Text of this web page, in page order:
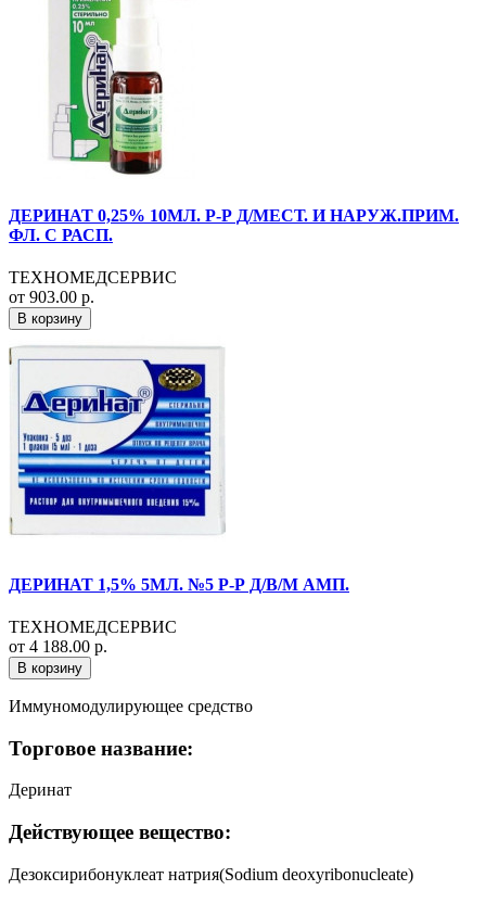
ДЕРИНАТ 0,25% 10МЛ. Р-Р Д/МЕСТ. И НАРУЖ.ПРИМ.
ФЛ. С РАСП.
ТЕХНОМЕДСЕРВИС
от 903.00 р.
В корзину
ДЕРИНАТ 1,5% 5МЛ. №5 Р-Р Д/В/М АМП.
ТЕХНОМЕДСЕРВИС
от 4 188.00 р.
В корзину
Иммуномодулирующее средство
Торговое название:
Деринат
Действующее вещество:
Дезоксирибонуклеат натрия(Sodium deoxyribonucleate)